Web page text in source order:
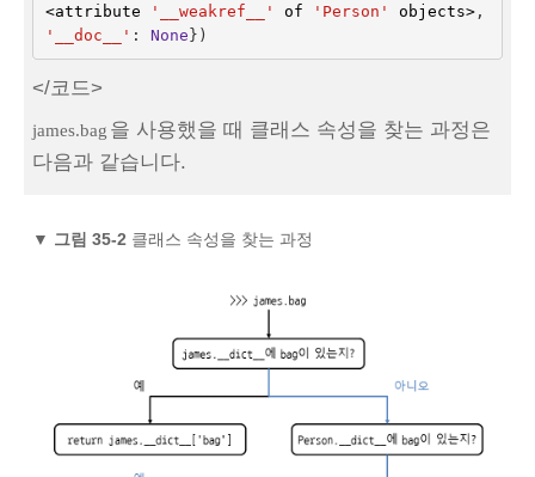
<attribute '__weakref__' of 'Person' objects>,
'__doc__' : None})
</코드>
james.bag 을 사용했을 때 클래스 속성을 찾는 과정은
다음과 같습니다.
▼ 그림 35-2 클래스 속성을 찾는 과정